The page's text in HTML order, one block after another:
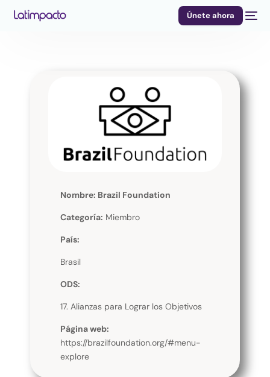
Únete ahora
Nombre: Brazil Foundation
Categoría: Miembro
País:
Brasil
ODS:
17. Alianzas para Lograr los Objetivos
Página web:
https://brazilfoundation.org/#menu-
explore